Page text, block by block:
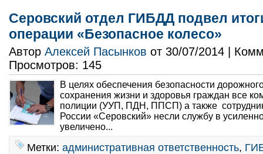
Серовский отдел ГИБДД подвел
операции «Безопасное колесо»
Автор Алексей Пасынков от 30/07/2014 |
Просмотров: 145
В целях обеспечения безопасности
сохранения жизни и здоровья граждан все
полиции (УУП, ПДН, ППСП) а также
России «Серовский» несли службу в
увеличено...
Метки: административная ответственность,